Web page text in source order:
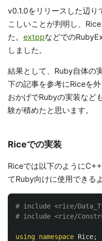
v0.1.0をリリースした辺
こしいことが判明し、
た。 extppなどでの
しました。
結果として、Ruby自体の
下の記事を参考にRiceを
おかげでRubyの実装など
験が積めたと思います。
Riceでの実装
Riceでは以下のように
てRuby向けに使用できる
# include <rice/
using namespace Rice;